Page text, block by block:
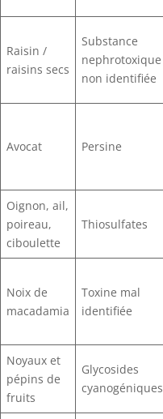
Raisin /
raisins secs
Substance
nephrotoxique
non identifiée
Avocat Persine
Oignon, ail,
poireau,
ciboulette
Thiosulfates
Noix de
macadamia
Toxine mal
identifiée
Noyaux et
pépins de
fruits
Glycosides
cyanogéniques